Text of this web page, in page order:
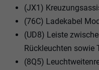
(JX1)
(76C) Ladekabel
(UD8) Leiste
Rückleuchten sowie
(8Q5)